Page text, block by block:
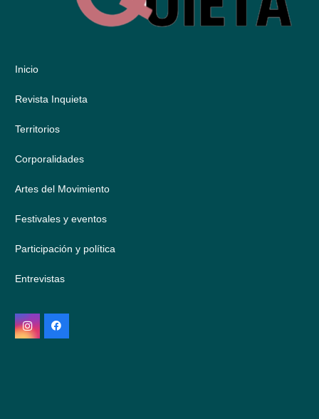
Inicio
Revista Inquieta
Territorios
Corporalidades
Artes del Movimiento
Festivales y eventos
Participación y política
Entrevistas